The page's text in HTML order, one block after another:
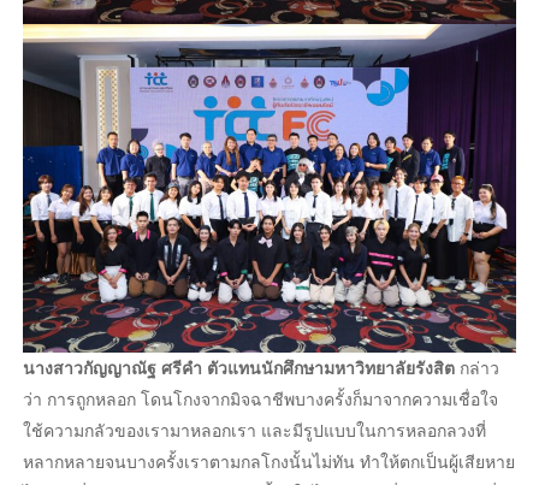
นางสาวกัญญาณัฐ ศรีคำ ตัวแทนนักศึกษามหาวิทยาลัยรังสิต กล่าว
ว่า การถูกหลอก โดนโกงจากมิจฉาชีพบางครั้งก็มาจากความเชื่อใจ
ใช้ความกลัวของเรามาหลอกเรา และมีรูปแบบในการหลอกลวงที่
หลากหลายจนบางครั้งเราตามกลโกงนั้นไม่ทัน ทำให้ตกเป็นผู้เสียหาย